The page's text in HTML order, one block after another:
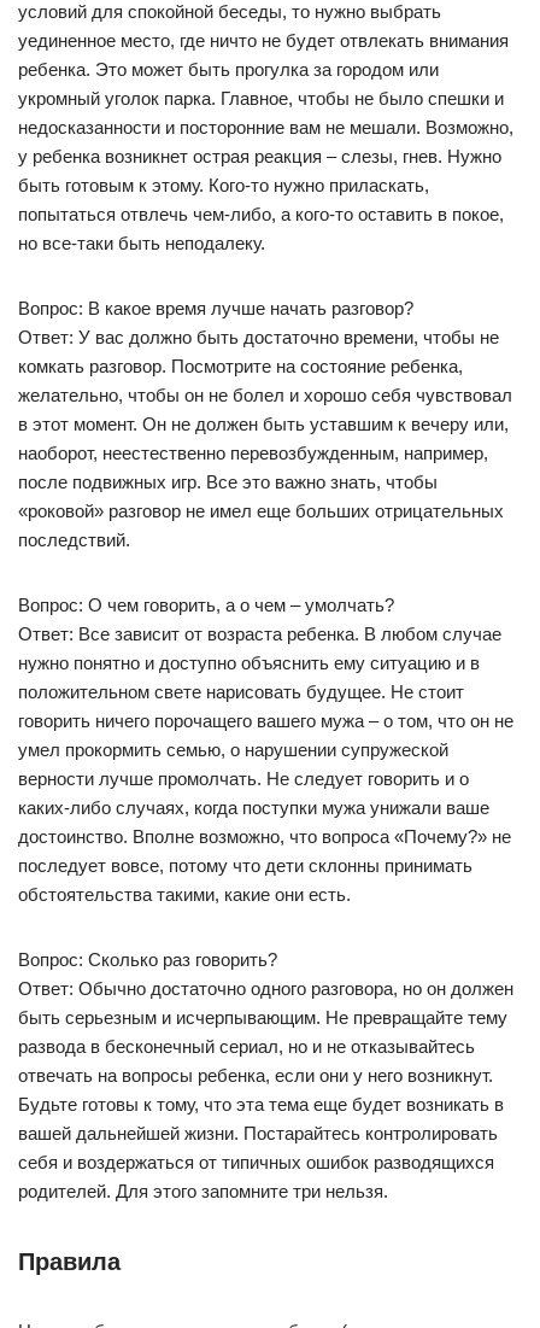
условий для спокойной беседы, то нужно выбрать
уединенное место, где ничто не будет отвлекать внимания
ребенка. Это может быть прогулка за городом или
укромный уголок парка. Главное, чтобы не было спешки и
недосказанности и посторонние вам не мешали. Возможно,
у ребенка возникнет острая реакция – слезы, гнев. Нужно
быть готовым к этому. Кого-то нужно приласкать,
попытаться отвлечь чем-либо, а кого-то оставить в покое,
но все-таки быть неподалеку.
Вопрос: В какое время лучше начать разговор?
Ответ: У вас должно быть достаточно времени, чтобы не
комкать разговор. Посмотрите на состояние ребенка,
желательно, чтобы он не болел и хорошо себя чувствовал
в этот момент. Он не должен быть уставшим к вечеру или,
наоборот, неестественно перевозбужденным, например,
после подвижных игр. Все это важно знать, чтобы
«роковой» разговор не имел еще больших отрицательных
последствий.
Вопрос: О чем говорить, а о чем – умолчать?
Ответ: Все зависит от возраста ребенка. В любом случае
нужно понятно и доступно объяснить ему ситуацию и в
положительном свете нарисовать будущее. Не стоит
говорить ничего порочащего вашего мужа – о том, что он не
умел прокормить семью, о нарушении супружеской
верности лучше промолчать. Не следует говорить и о
каких-либо случаях, когда поступки мужа унижали ваше
достоинство. Вполне возможно, что вопроса «Почему?» не
последует вовсе, потому что дети склонны принимать
обстоятельства такими, какие они есть.
Вопрос: Сколько раз говорить?
Ответ: Обычно достаточно одного разговора, но он должен
быть серьезным и исчерпывающим. Не превращайте тему
развода в бесконечный сериал, но и не отказывайтесь
отвечать на вопросы ребенка, если они у него возникнут.
Будьте готовы к тому, что эта тема еще будет возникать в
вашей дальнейшей жизни. Постарайтесь контролировать
себя и воздержаться от типичных ошибок разводящихся
родителей. Для этого запомните три нельзя.
Правила